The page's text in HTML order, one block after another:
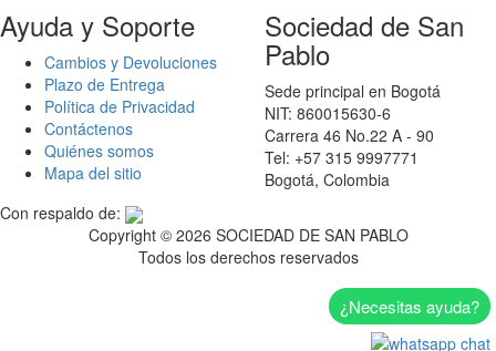
Ayuda y Soporte
Cambios y Devoluciones
Plazo de Entrega
Política de Privacidad
Contáctenos
Quiénes somos
Mapa del sitio
Sociedad de San
Pablo
Sede principal en Bogotá
NIT: 860015630-6
Carrera 46 No.22 A - 90
Tel: +57 315 9997771
Bogotá, Colombia
Con respaldo de:
Copyright © 2026 SOCIEDAD DE SAN PABLO
Todos los derechos reservados
¿Necesitas ayuda?